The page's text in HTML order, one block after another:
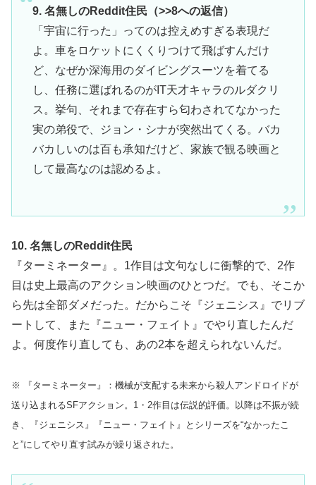
9. 名無しのReddit住民（>>8への返信）
「宇宙に行った」ってのは控えめすぎる表現だ
よ。車をロケットにくくりつけて飛ばすんだけ
ど、なぜか深海用のダイビングスーツを着てる
し、任務に選ばれるのがIT天才キャラのルダクリ
ス。挙句、それまで存在すら匂わされてなかった
実の弟役で、ジョン・シナが突然出てくる。バカ
バカしいのは百も承知だけど、家族で観る映画と
して最高なのは認めるよ。
10. 名無しのReddit住民
『ターミネーター』。1作目は文句なしに衝撃的で、2作
目は史上最高のアクション映画のひとつだ。でも、そこか
ら先は全部ダメだった。だからこそ『ジェニシス』でリブ
ートして、また『ニュー・フェイト』でやり直したんだ
よ。何度作り直しても、あの2本を超えられないんだ。
※ 『ターミネーター』：機械が支配する未来から殺人アンドロイドが
送り込まれるSFアクション。1・2作目は伝説的評価。以降は不振が続
き、『ジェニシス』『ニュー・フェイト』とシリーズを“なかったこ
と”にしてやり直す試みが繰り返された。